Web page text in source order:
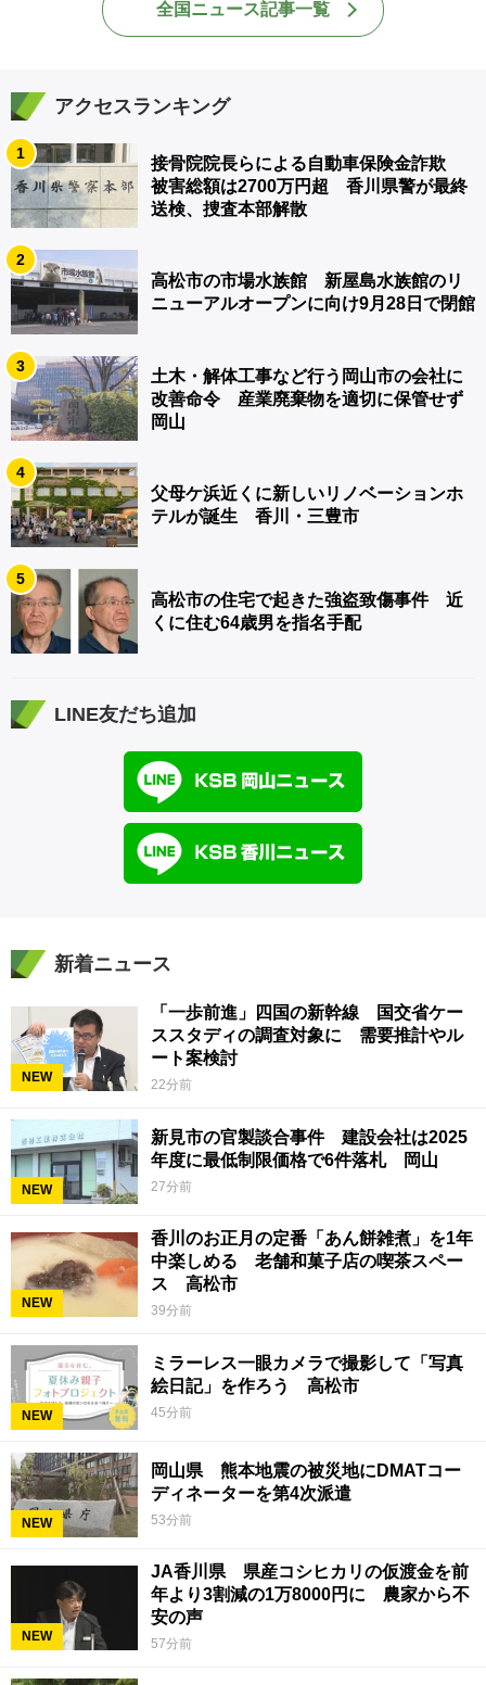
全国ニュース記事一覧
アクセスランキング
1
接骨院院長らによる自動車保険金詐欺
被害総額は2700万円超 香川県警が最終
送検、捜査本部解散
2
高松市の市場水族館 新屋島水族館のリ
ニューアルオープンに向け9月28日で閉館
3
土木・解体工事など行う岡山市の会社に
改善命令 産業廃棄物を適切に保管せず
岡山
4
父母ケ浜近くに新しいリノベーションホ
テルが誕生 香川・三豊市
5
高松市の住宅で起きた強盗致傷事件 近
くに住む64歳男を指名手配
LINE友だち追加
新着ニュース
NEW
「一歩前進」四国の新幹線 国交省ケー
ススタディの調査対象に 需要推計やル
ート案検討
22分前
NEW
新見市の官製談合事件 建設会社は2025
年度に最低制限価格で6件落札 岡山
27分前
NEW
香川のお正月の定番「あん餅雑煮」を1年
中楽しめる 老舗和菓子店の喫茶スペー
ス 高松市
39分前
NEW
ミラーレス一眼カメラで撮影して「写真
絵日記」を作ろう 高松市
45分前
NEW
岡山県 熊本地震の被災地にDMATコー
ディネーターを第4次派遣
53分前
NEW
JA香川県 県産コシヒカリの仮渡金を前
年より3割減の1万8000円に 農家から不
安の声
57分前